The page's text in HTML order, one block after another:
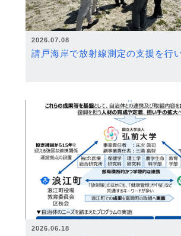
2026.07.08
請戸海岸で放射線測定の支援を行
2026.06.18